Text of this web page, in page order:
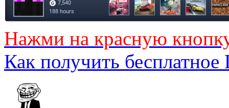
Нажми на красную
Как получить